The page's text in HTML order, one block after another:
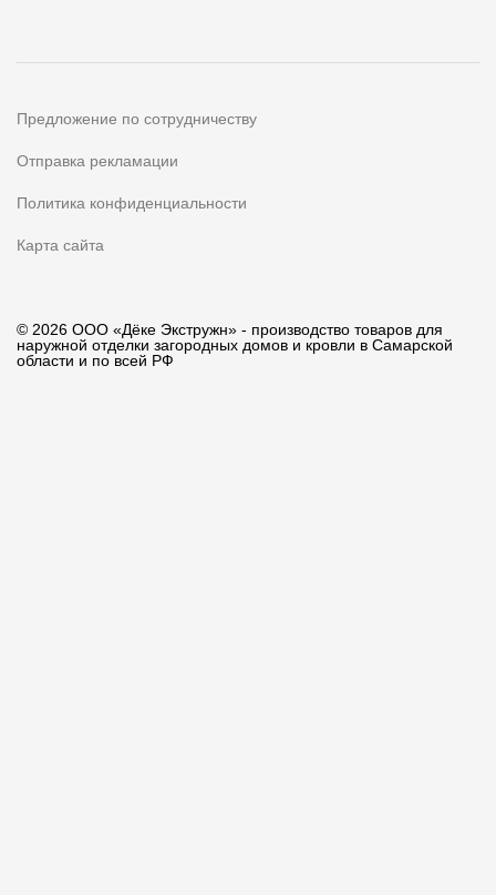
Предложение по сотрудничеству
Отправка рекламации
Политика конфиденциальности
Карта сайта
© 2026 ООО «Дёке Экстружн» - производство товаров для
наружной отделки загородных домов и кровли в Самарской
области и по всей РФ